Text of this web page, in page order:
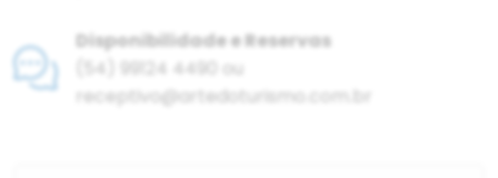
Disponibilidade e Reservas
(54) 99124 4490 ou
receptivo@artedoturismo.com.br